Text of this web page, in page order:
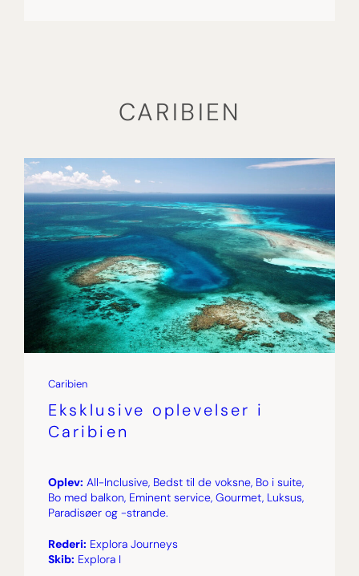
CARIBIEN
Caribien
Eksklusive oplevelser i
Caribien
Oplev: All-Inclusive, Bedst til de voksne, Bo i suite,
Bo med balkon, Eminent service, Gourmet, Luksus,
Paradisøer og -strande.
Rederi: Explora Journeys
Skib: Explora I